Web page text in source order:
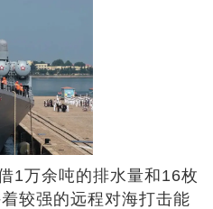
1万余吨的排水量和16枚
较强的远程对海打击能